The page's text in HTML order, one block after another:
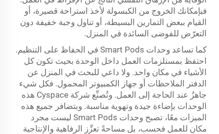
فبإمكانك الخروج من الكبسولة لأخذ استراحة قصيرة، أو
القيام ببعض التمارين البسيطة، أو تناول وجبة خفيفة دون
التعرّض للفوضى السائدة في المنزل.
كما تساعد وحدات Smart Pods في الحفاظ على التنظيم.
احتفظ بمستلزمات العمل داخل الوحدة بحيث تكون كل
الأشياء في مكان واحد. ولا داعي للبحث في المنزل عن
الدفتر الملاحظات أو جهاز الكمبيوتر المحمول. فكل شيء
جاهزٌ عند الحاجة إلى العمل. وتُصنِّع شركة Cyspace هذه
الوحدات بإضاءة جيدة وتهوية مناسبة. وبتضافر جميع هذه
الميزات معًا، تصبح وحدات Smart Pods ليست مجرد
مكان للعمل فحسب، بل مساحةً تعزِّز الرفاهية والإنتاجية